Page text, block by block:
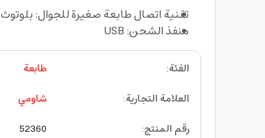
تقنية اتصال طابعة صغيرة للجوال: بلوتوث
منفذ الشحن: USB
الفئة:
طابعة
العلامة التجارية:
شاومي
رقم المنتج:
52360